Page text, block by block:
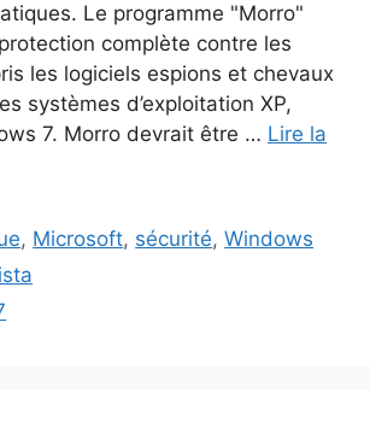
Le programme "Morro"
complète contre les
les logiciels espions et chevaux
systèmes d’exploitation XP,
7. Morro devrait être … Lire la
, Microsoft, sécurité,Windows